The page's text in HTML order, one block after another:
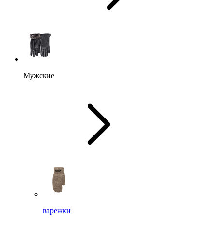
Мужские
варежки